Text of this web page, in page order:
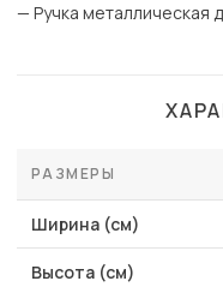
— Ручка металлическая
РАЗМЕРЫ
Ширина (см)
Высота (см)